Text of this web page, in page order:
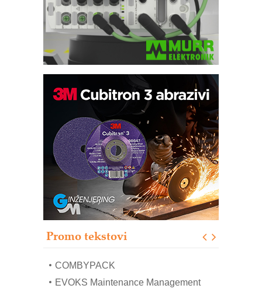
Promo tekstovi
Bezbednost na prvom mestu!
IB BLUMENAUER - više od 40 godina
poverenja u industriji
RMQ-TITAN ADVANCED INDICATOR
– Pametna signalizacija za efikasnije
upravljanje mašinama
Sigurnije ispitivanje transformatora u
solarnim elektranama i vetroparkovima
Pranje točkova na gradilištu- standard
modernog i odgovornog građenja
mrežnog pretvarača sa tečnim
COMBYPACK
EVOKS Maintenance Management